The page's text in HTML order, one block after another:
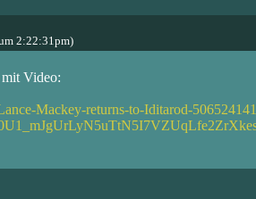
2:22:31pm)
Video:
Mackey-returns-to-Iditarod-